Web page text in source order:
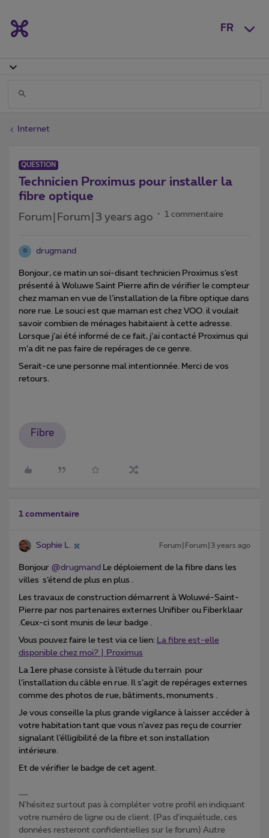
FR
Internet
QUESTION
Technicien Proximus pour installer la
fibre optique
Forum|Forum|3 years ago 1 commentaire
D drugmand
Bonjour, ce matin un soi-disant technicien Proximus s’est
présenté à Woluwe Saint Pierre afin de vérifier le compteur
chez maman en vue de l’installation de la fibre optique dans
nore rue. Le souci est que maman est chez VOO. il voulait
savoir combien de ménages habitaient à cette adresse.
Lorsque j’ai été informé de ce fait, j’ai contacté Proximus qui
m’a dit ne pas faire de repérages de ce genre.
Serait-ce une personne mal intentionnée. Merci de vos
retours.
Fibre
1 commentaire
Sophie L. Forum|Forum|3 years ago
Bonjour @drugmand Le déploiement de la fibre dans les
villes s’étend de plus en plus .
Les travaux de construction démarrent à Woluwé-Saint-
Pierre par nos partenaires externes Unifiber ou Fiberklaar
.Ceux-ci sont munis de leur badge .
Vous pouvez faire le test via ce lien: La fibre est-elle
disponible chez moi? | Proximus
La 1ere phase consiste à l’étude du terrain pour
l’installation du câble en rue. Il s’agit de repérages externes
comme des photos de rue, bâtiments, monuments .
Je vous conseille la plus grande vigilance à laisser accéder à
votre habitation tant que vous n’avez pas reçu de courrier
signalant l’élligibilité de la fibre et son installation
intérieure.
Et de vérifier le badge de cet agent.
N'hésitez surtout pas à compléter votre profil en indiquant
votre numéro de ligne ou de client. (Pas d'inquiétude, ces
données resteront confidentielles sur le forum) Autre